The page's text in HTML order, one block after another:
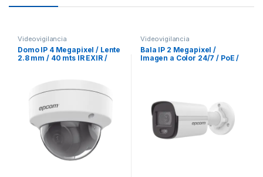
Videovigilancia
Domo IP 4 Megapixel / Lente
2.8 mm / 40 mts IR EXIR /
de Falsas Alarmas) / Ultra
Baja Iluminación / Entrada y
Salida de Audio y Alarma
Videovigilancia
Bala IP 2 Megapixel /
Imagen a Color 24/7 / PoE /